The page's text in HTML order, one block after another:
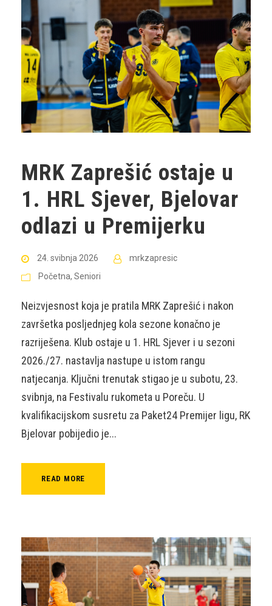
MRK Zaprešić ostaje u
1. HRL Sjever, Bjelovar
odlazi u Premijerku
24. svibnja 2026
mrkzapresic
Početna, Seniori
Neizvjesnost koja je pratila MRK Zaprešić i nakon
završetka posljednjeg kola sezone konačno je
razriješena. Klub ostaje u 1. HRL Sjever i u sezoni
2026./27. nastavlja nastupe u istom rangu
natjecanja. Ključni trenutak stigao je u subotu, 23.
svibnja, na Festivalu rukometa u Poreču. U
kvalifikacijskom susretu za Paket24 Premijer ligu, RK
Bjelovar pobijedio je...
READ MORE